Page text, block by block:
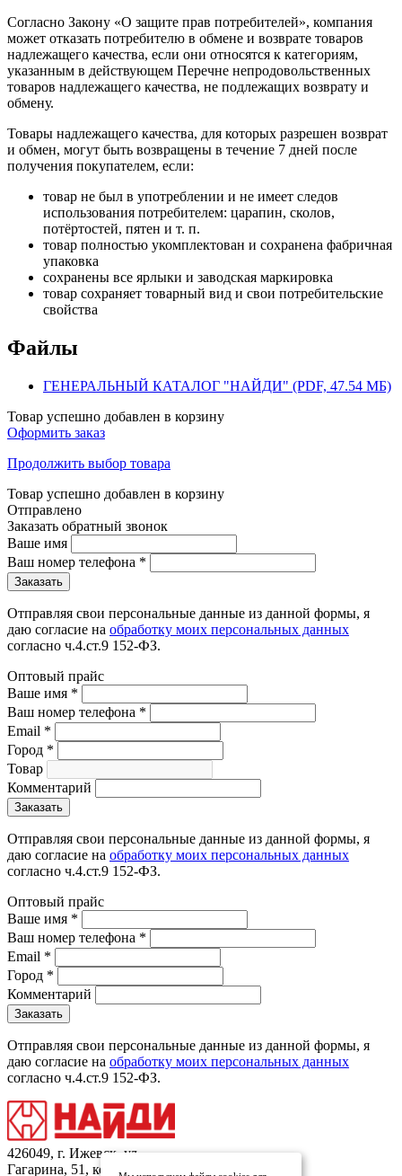
Согласно Закону «О защите прав потребителей», компания
может отказать потребителю в обмене и возврате товаров
надлежащего качества, если они относятся к категориям,
указанным в действующем Перечне непродовольственных
товаров надлежащего качества, не подлежащих возврату и
обмену.
Товары надлежащего качества, для которых разрешен возврат
и обмен, могут быть возвращены в течение 7 дней после
получения покупателем, если:
товар не был в употреблении и не имеет следов
использования потребителем: царапин, сколов,
потёртостей, пятен и т. п.
товар полностью укомплектован и сохранена фабричная
упаковка
сохранены все ярлыки и заводская маркировка
товар сохраняет товарный вид и свои потребительские
свойства
Файлы
ГЕНЕРАЛЬНЫЙ КАТАЛОГ "НАЙДИ" (PDF, 47.54 МБ)
Товар успешно добавлен в корзину
Оформить заказ
Продолжить выбор товара
Товар успешно добавлен в корзину
Отправлено
Заказать обратный звонок
Ваше имя
Ваш номер телефона *
Отправляя свои персональные данные из данной формы, я
даю согласие на обработку моих персональных данных
согласно ч.4.ст.9 152-ФЗ.
Оптовый прайс
Ваше имя *
Ваш номер телефона *
Email *
Город *
Товар
Комментарий
Отправляя свои персональные данные из данной формы, я
даю согласие на обработку моих персональных данных
согласно ч.4.ст.9 152-ФЗ.
Оптовый прайс
Ваше имя *
Ваш номер телефона *
Email *
Город *
Комментарий
Отправляя свои персональные данные из данной формы, я
даю согласие на обработку моих персональных данных
согласно ч.4.ст.9 152-ФЗ.
426049, г. Ижевск, ул.
Гагарина, 51, кор.1